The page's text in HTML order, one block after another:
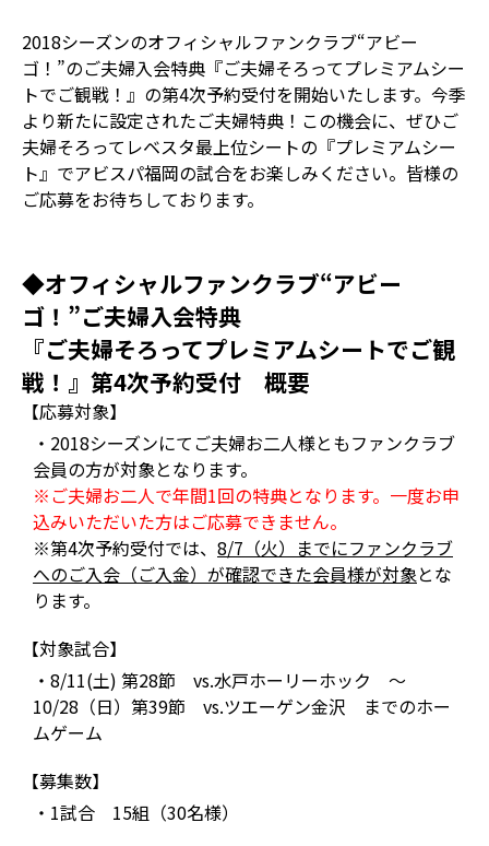
2018シーズンのオフィシャルファンクラブ“アビー
ゴ！”のご夫婦入会特典『ご夫婦そろってプレミアムシー
トでご観戦！』の第4次予約受付を開始いたします。今季
より新たに設定されたご夫婦特典！この機会に、ぜひご
夫婦そろってレベスタ最上位シートの『プレミアムシー
ト』でアビスパ福岡の試合をお楽しみください。皆様の
ご応募をお待ちしております。
◆オフィシャルファンクラブ“アビー
ゴ！”ご夫婦入会特典
『ご夫婦そろってプレミアムシートでご観
戦！』第4次予約受付 概要
【応募対象】
・2018シーズンにてご夫婦お二人様ともファンクラブ
会員の方が対象となります。
※ご夫婦お二人で年間1回の特典となります。一度お申
込みいただいた方はご応募できません。
※第4次予約受付では、 8/7（火）までにファンクラブ
へのご入会（ご入金）が確認できた会員様が対象とな
ります。
【対象試合】
・8/11(土) 第28節 vs.水戸ホーリーホック ～
10/28（日）第39節 vs.ツエーゲン金沢 までのホー
ムゲーム
【募集数】
・1試合 15組（30名様）